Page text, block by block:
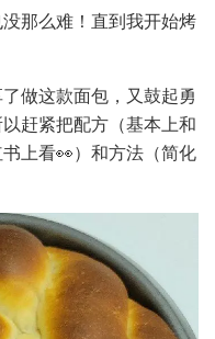
那么难！直到我开始烤
做这款面包，又鼓起勇
赶紧把配方（基本上和
上看👀）和方法（简化